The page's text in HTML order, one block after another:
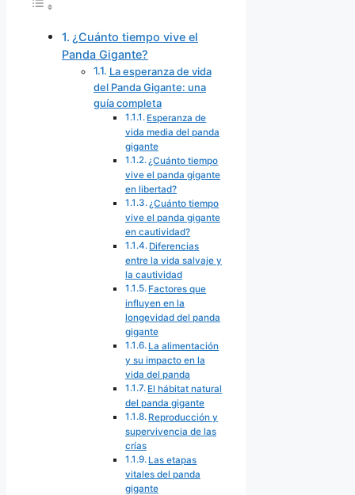
¿Cuánto tiempo vive el
Panda Gigante?
La esperanza de vida
del Panda Gigante: una
guía completa
Esperanza de
vida media del panda
gigante
¿Cuánto tiempo
vive el panda gigante
en libertad?
¿Cuánto tiempo
vive el panda gigante
en cautividad?
Diferencias
entre la vida salvaje y
la cautividad
Factores que
influyen en la
longevidad del panda
gigante
La alimentación
y su impacto en la
vida del panda
El hábitat natural
del panda gigante
Reproducción y
supervivencia de las
crías
Las etapas
vitales del panda
gigante